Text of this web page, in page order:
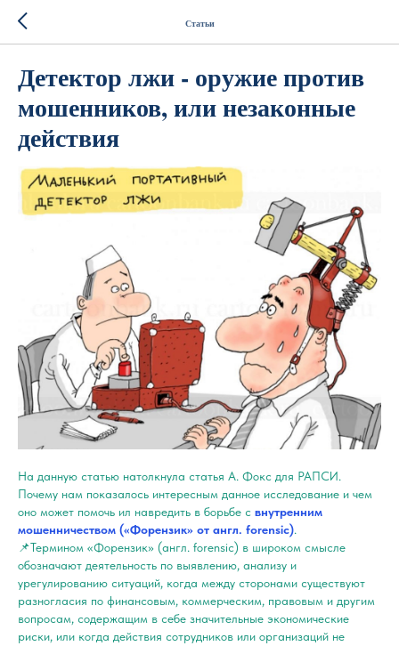
Статьи
Детектор лжи - оружие против
мошенников, или незаконные
действия
На данную статью натолкнула статья А. Фокс для РАПСИ.
Почему нам показалось интересным данное исследование и чем
оно может помочь ил навредить в борьбе с внутренним
мошенничеством («Форензик» от англ. forensic).
📌Термином «Форензик» (англ. forensic) в широком смысле
обозначают деятельность по выявлению, анализу и
урегулированию ситуаций, когда между сторонами существуют
разногласия по финансовым, коммерческим, правовым и другим
вопросам, содержащим в себе значительные экономические
риски, или когда действия сотрудников или организаций не